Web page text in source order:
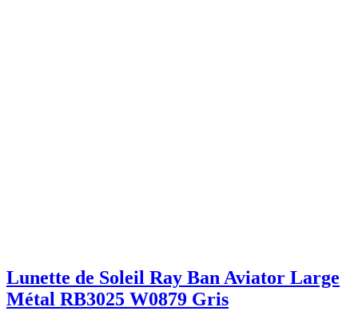
Lunette de Soleil Ray Ban Aviator Large
Métal RB3025 W0879 Gris